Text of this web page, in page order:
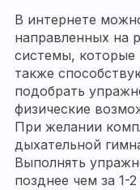
В интернете
направленных на
системы, которые
также
подобрать
физические
При желании
дыхательной
Выполнять
позднее чем за 1-